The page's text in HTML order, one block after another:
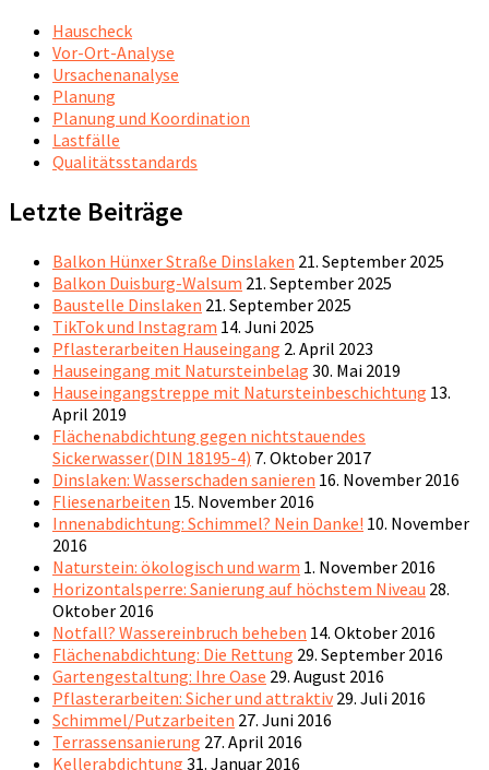
Hauscheck
Vor-Ort-Analyse
Ursachenanalyse
Planung
Planung und Koordination
Lastfälle
Qualitätsstandards
Letzte Beiträge
Balkon Hünxer Straße Dinslaken 21. September 2025
Balkon Duisburg-Walsum 21. September 2025
Baustelle Dinslaken 21. September 2025
TikTok und Instagram 14. Juni 2025
Pflasterarbeiten Hauseingang 2. April 2023
Hauseingang mit Natursteinbelag 30. Mai 2019
Hauseingangstreppe mit Natursteinbeschichtung 13.
April 2019
Flächenabdichtung gegen nichtstauendes
Sickerwasser(DIN 18195-4) 7. Oktober 2017
Dinslaken: Wasserschaden sanieren 16. November 2016
Fliesenarbeiten 15. November 2016
Innenabdichtung: Schimmel? Nein Danke! 10. November
2016
Naturstein: ökologisch und warm 1. November 2016
Horizontalsperre: Sanierung auf höchstem Niveau 28.
Oktober 2016
Notfall? Wassereinbruch beheben 14. Oktober 2016
Flächenabdichtung: Die Rettung 29. September 2016
Gartengestaltung: Ihre Oase 29. August 2016
Pflasterarbeiten: Sicher und attraktiv 29. Juli 2016
Schimmel/Putzarbeiten 27. Juni 2016
Terrassensanierung 27. April 2016
Kellerabdichtung 31. Januar 2016